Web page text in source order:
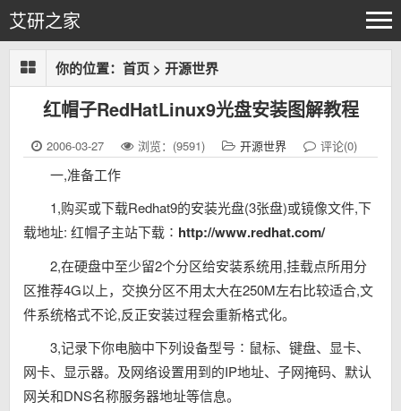
艾研之家
你的位置： 首页 > 开源世界
红帽子RedHatLinux9光盘安装图解教程
2006-03-27 浏览：(9591) 开源世界 评论(0)
一,准备工作
1,购买或下载Redhat9的安装光盘(3张盘)或镜像文件,下
载地址: 红帽子主站下载∶ http://www.redhat.com/
2,在硬盘中至少留2个分区给安装系统用,挂载点所用分
区推荐4G以上，交换分区不用太大在250M左右比较适合,文
件系统格式不论,反正安装过程会重新格式化。
3,记录下你电脑中下列设备型号∶鼠标、键盘、显卡、
网卡、显示器。及网络设置用到的IP地址、子网掩码、默认
网关和DNS名称服务器地址等信息。